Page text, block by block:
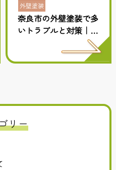
外壁塗装
奈良市の外壁塗装で多
いトラブルと対策｜失
敗しない業者選びのポ
イントも解説
リー